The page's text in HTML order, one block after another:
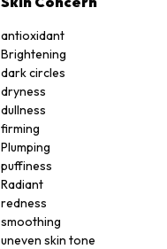
antioxidant
Brightening
dark circles
dryness
dullness
firming
Plumping
puffiness
Radiant
redness
smoothing
uneven skin tone